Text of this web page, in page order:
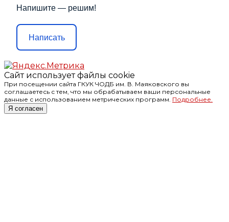
Напишите — решим!
Написать
Сайт использует файлы cookie
При посещении сайта ГКУК ЧОДБ им. В. Маяковского вы
соглашаетесь с тем, что мы обрабатываем ваши персональные
данные с использованием метрических программ. Подробнее.
Я согласен